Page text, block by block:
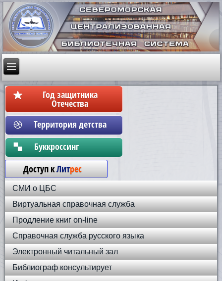
Год защитника
Отечества
Территория детства
Бyккpoccинг
Доступ кЛитрес
СМИ о ЦБС
Виртуальная справочная служба
Продление книг on-line
Справочная служба русского языка
Электронный читальный зал
Библиограф консультирует